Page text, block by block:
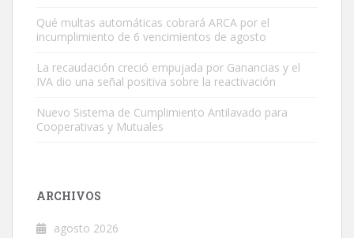
Qué multas automáticas cobrará ARCA por el
incumplimiento de 6 vencimientos de agosto
La recaudación creció empujada por Ganancias y el
IVA dio una señal positiva sobre la reactivación
Nuevo Sistema de Cumplimiento Antilavado para
Cooperativas y Mutuales
ARCHIVOS
agosto 2026